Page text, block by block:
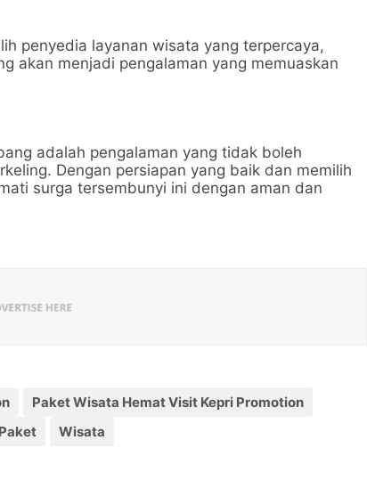
penyedia layanan wisata yang terpercaya,
akan menjadi pengalaman yang memuaskan
adalah pengalaman yang tidak boleh
Dengan persiapan yang baik dan memilih
surga tersembunyi ini dengan aman dan
Paket Wisata Hemat Visit Kepri Promotion
Wisata